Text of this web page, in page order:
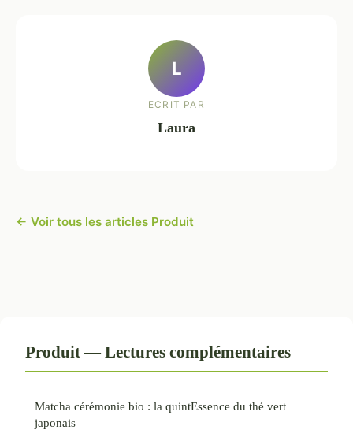
L
ECRIT PAR
Laura
← Voir tous les articles Produit
Produit — Lectures complémentaires
Matcha cérémonie bio : la quintEssence du thé vert
japonais